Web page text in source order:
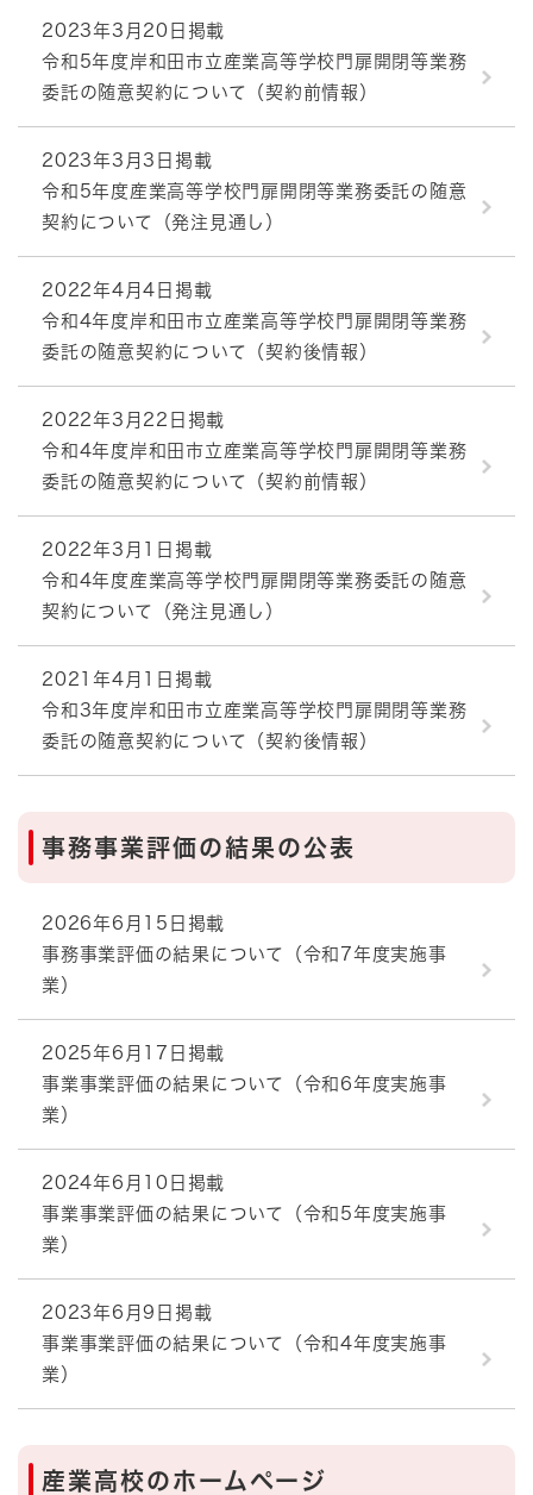
2023年3月20日掲載
令和5年度岸和田市立産業高等学校門扉開閉等業務
委託の随意契約について（契約前情報）
2023年3月3日掲載
令和5年度産業高等学校門扉開閉等業務委託の随意
契約について（発注見通し）
2022年4月4日掲載
令和4年度岸和田市立産業高等学校門扉開閉等業務
委託の随意契約について（契約後情報）
2022年3月22日掲載
令和4年度岸和田市立産業高等学校門扉開閉等業務
委託の随意契約について（契約前情報）
2022年3月1日掲載
令和4年度産業高等学校門扉開閉等業務委託の随意
契約について（発注見通し）
2021年4月1日掲載
令和3年度岸和田市立産業高等学校門扉開閉等業務
委託の随意契約について（契約後情報）
事務事業評価の結果の公表
2026年6月15日掲載
事務事業評価の結果について（令和7年度実施事
業）
2025年6月17日掲載
事業事業評価の結果について（令和6年度実施事
業）
2024年6月10日掲載
事業事業評価の結果について（令和5年度実施事
業）
2023年6月9日掲載
事業事業評価の結果について（令和4年度実施事
業）
産業高校のホームページ